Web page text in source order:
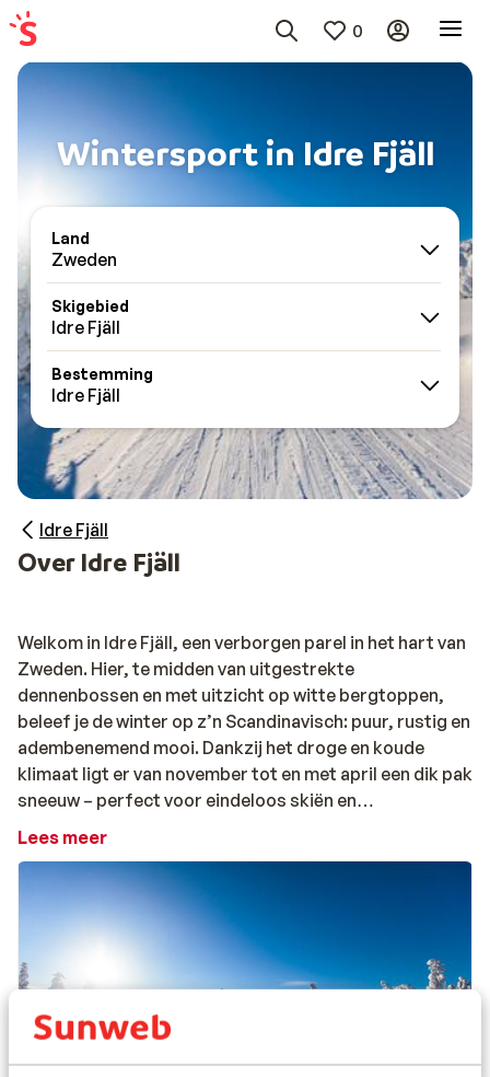
0
Wintersport in Idre Fjäll
Land
Zweden
Skigebied
Idre Fjäll
Bestemming
Idre Fjäll
Idre Fjäll
Over Idre Fjäll
Welkom in Idre Fjäll, een verborgen parel in het hart van
Zweden. Hier, te midden van uitgestrekte
dennenbossen en met uitzicht op witte bergtoppen,
beleef je de winter op z’n Scandinavisch: puur, rustig en
adembenemend mooi. Dankzij het droge en koude
klimaat ligt er van november tot en met april een dik pak
sneeuw – perfect voor eindeloos skiën en
snowboarden. De brede, rustige pistes, heldere lucht
voor wie wil genieten van échte wintersport. En met een
beetje geluk zie je ’s avonds het noorderlicht dansen
boven de bergen. Magisch, toch?
Afwisselend en overzichtelijk skiën
Idre Fjäll heeft voor ieder wat wils. Het compacte
skigebied telt ruim 40 kilometer aan pistes die via
Lees meer